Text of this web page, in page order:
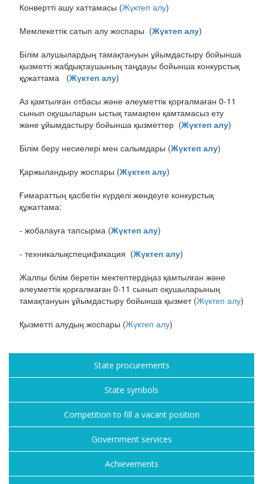
Конвертті ашу хаттамасы (Жүктеп алу)
Мемлекеттік сатып алу жоспары (Жүктеп алу)
Білім алушылардың тамақтануын ұйымдастыру бойынша
қызметті жабдықтаушының таңдауы бойынша конкурстық
құжаттама (Жүктеп алу)
Аз қамтылған отбасы және әлеуметтік қорғалмаған 0-11
сынып оқушыларын ыстық тамақпен қамтамасыз ету
және ұйымдастыру бойынша қызметтер (Жүктеп алу)
Білім беру несиелері мен салымдары (Жүктеп алу)
Қаржыландыру жоспары (Жүктеп алу)
Ғимараттың қасбетін күрделі жөндеуге конкурстық
құжаттама:
- жобалауға тапсырма (Жүктеп алу)
- техникалықспецификация (Жүктеп алу)
Жалпы білім беретін мектептердіңаз қамтылған және
әлеуметтік қорғалмаған 0-11 сынып оқушыларының
тамақтануын ұйымдастыру бойынша қызмет (Жүктеп алу)
Қызметті алудың жоспары (Жүктеп алу)
State procurements
State symbols
Competition to fill a vacant position
Government services
Achievements